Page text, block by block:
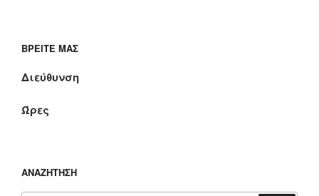
ΒΡΕΊΤΕ ΜΑΣ
Διεύθυνση
Ώρες
ΑΝΑΖΉΤΗΣΗ